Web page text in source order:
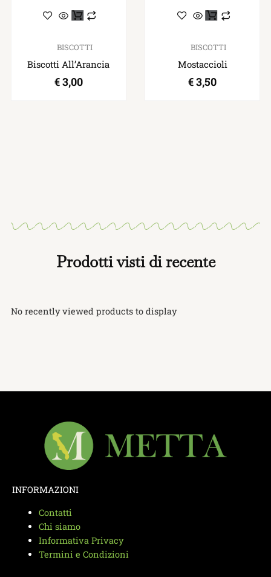
BISCOTTI
Biscotti All’Arancia
€3,00
BISCOTTI
Mostaccioli
€3,50
Prodotti visti di recente
No recently viewed products to display
INFORMAZIONI
Contatti
Chi siamo
Informativa Privacy
Termini e Condizioni